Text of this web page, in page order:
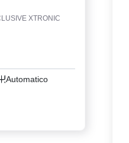
XTRONIC
Automatico